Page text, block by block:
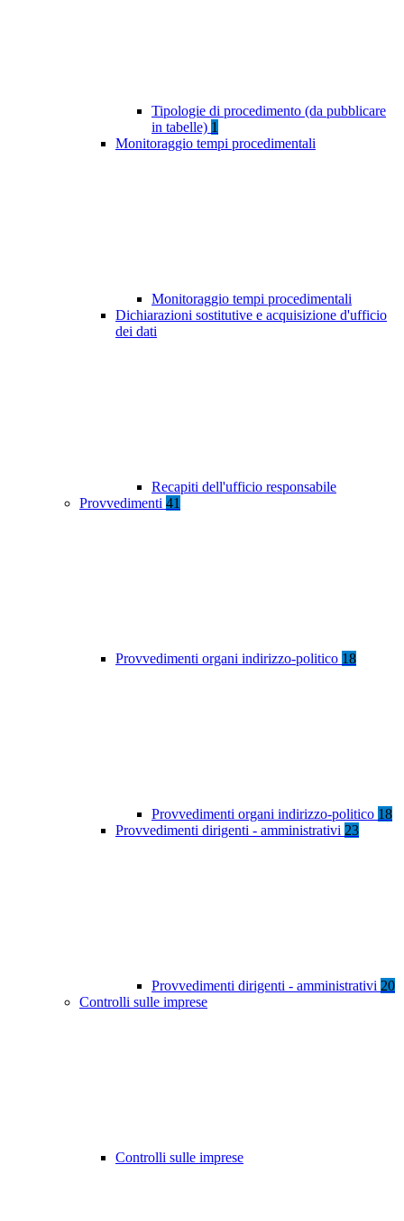
Tipologie di procedimento (da pubblicare
in tabelle) 1
Monitoraggio tempi procedimentali
Monitoraggio tempi procedimentali
Dichiarazioni sostitutive e acquisizione d'ufficio
dei dati
Recapiti dell'ufficio responsabile
Provvedimenti 41
Provvedimenti organi indirizzo-politico 18
Provvedimenti organi indirizzo-politico 18
Provvedimenti dirigenti - amministrativi 23
Provvedimenti dirigenti - amministrativi 20
Controlli sulle imprese
Controlli sulle imprese